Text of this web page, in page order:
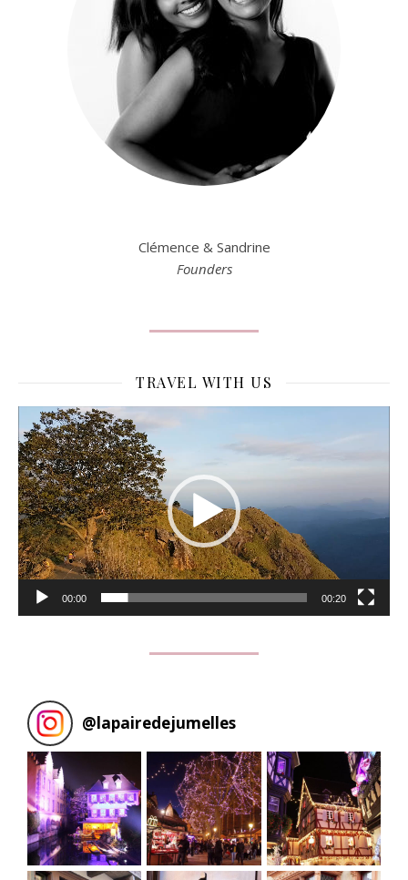
Clémence & Sandrine
Founders
TRAVEL WITH US
Lecteur
vidéo
00:00 00:20
@lapairedejumelles